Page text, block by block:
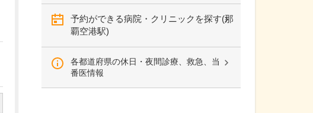
予約ができる病院・クリニックを探す(那
覇空港駅)
各都道府県の休日・夜間診療、救急、当
番医情報